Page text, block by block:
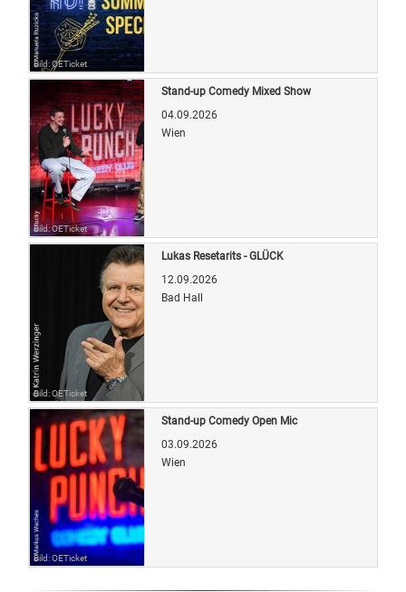
Bild: OETicket
Bild: OETicket
Stand-up Comedy Mixed Show
04.09.2026
Wien
Bild: OETicket
Lukas Resetarits - GLÜCK
12.09.2026
Bad Hall
Bild: OETicket
Stand-up Comedy Open Mic
03.09.2026
Wien